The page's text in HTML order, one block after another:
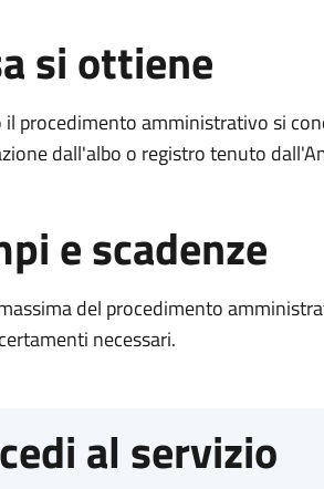
si ottiene
il procedimento amministrativo si
dall'albo o registro tenuto
e scadenze
del procedimento
necessari.
al servizio